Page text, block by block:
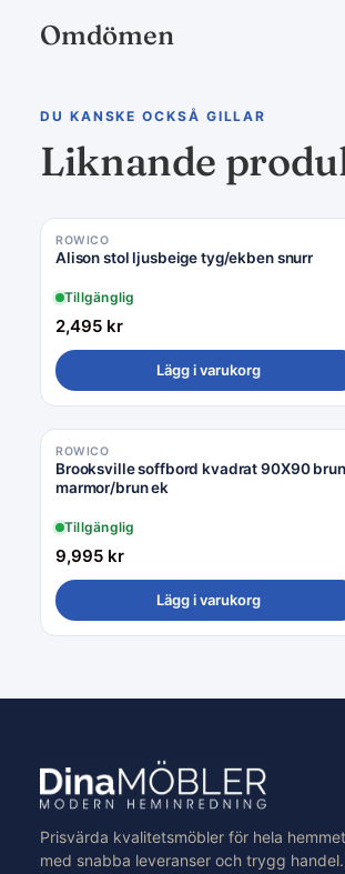
Omdömen
DU KANSKE OCKSÅ GILLAR
Liknande
ROWICO
Alison stol ljusbeige tyg/ekben snurr
Tillgänglig
2,495 kr
Lägg i varukorg
ROWICO
Brooksville soffbord kvadrat 90X90 brun
marmor/brun ek
Tillgänglig
9,995 kr
Lägg i varukorg
Prisvärda kvalitetsmöbler för hela
med snabba leveranser och trygg handel.